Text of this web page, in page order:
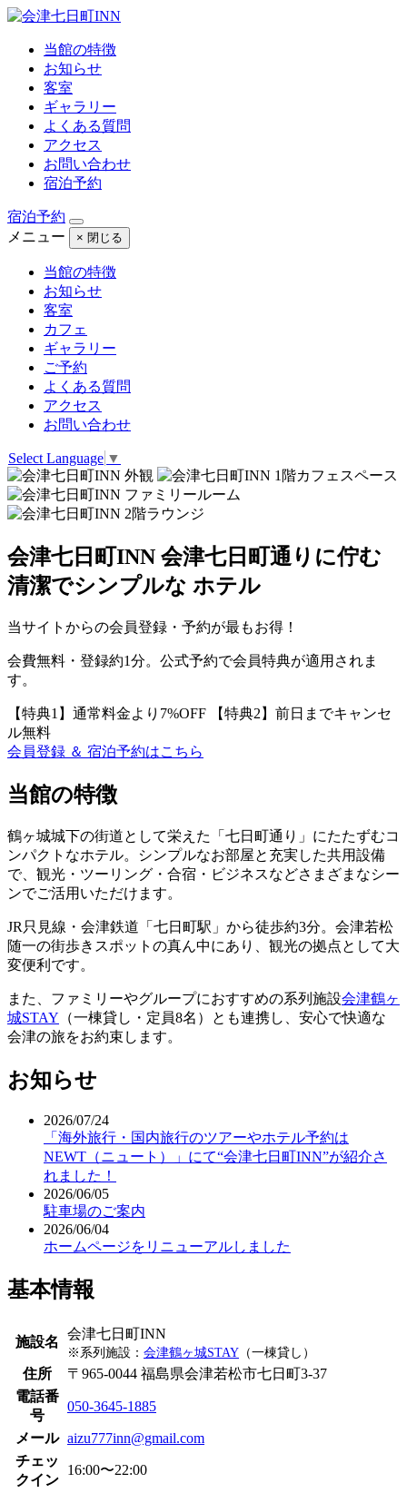
当館の特徴
お知らせ
客室
ギャラリー
よくある質問
アクセス
お問い合わせ
宿泊予約
宿泊予約
メニュー
× 閉じる
当館の特徴
お知らせ
客室
カフェ
ギャラリー
ご予約
よくある質問
アクセス
お問い合わせ
Select Language ▼
会津七日町INN 会津七日町通りに佇む
清潔でシンプルな ホテル
当サイトからの会員登録・予約が最もお得！
会費無料・登録約1分。公式予約で会員特典が適用されま
す。
【特典1】 通常料金より7%OFF 【特典2】 前日までキャンセ
ル無料
会員登録 ＆ 宿泊予約はこちら
当館の特徴
鶴ヶ城城下の街道として栄えた「七日町通り」にたたずむコ
ンパクトなホテル。シンプルなお部屋と充実した共用設備
で、観光・ツーリング・合宿・ビジネスなどさまざまなシー
ンでご活用いただけます。
JR只見線・会津鉄道「七日町駅」から徒歩約3分。会津若松
随一の街歩きスポットの真ん中にあり、観光の拠点として大
変便利です。
また、ファミリーやグループにおすすめの系列施設会津鶴ヶ
城STAY （一棟貸し・定員8名）とも連携し、安心で快適な
会津の旅をお約束します。
お知らせ
2026/07/24
「海外旅行・国内旅行のツアーやホテル予約は
NEWT（ニュート）」にて“会津七日町INN”が紹介さ
れました！
2026/06/05
駐車場のご案内
2026/06/04
ホームページをリニューアルしました
基本情報
施設名
会津七日町INN
※系列施設： 会津鶴ヶ城STAY （一棟貸し）
住所
〒965-0044 福島県会津若松市七日町3-37
電話番
号
050-3645-1885
メール aizu777inn@gmail.com
チェッ
クイン
16:00〜22:00